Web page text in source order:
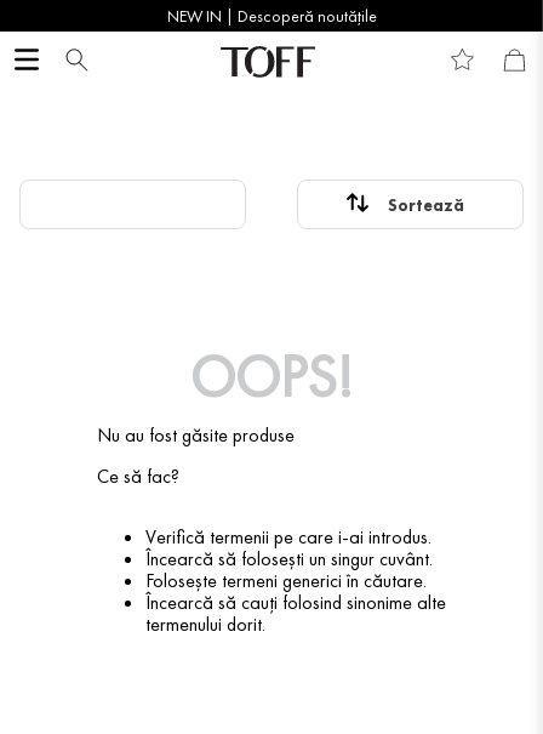
NEW IN | Descoperă noutățile
OOPS!
Nu au fost găsite produse
Ce să fac?
Verifică termenii pe care i-ai introdus.
Încearcă să folosești un singur cuvânt.
Folosește termeni generici în căutare.
Încearcă să cauți folosind sinonime alte
termenului dorit.